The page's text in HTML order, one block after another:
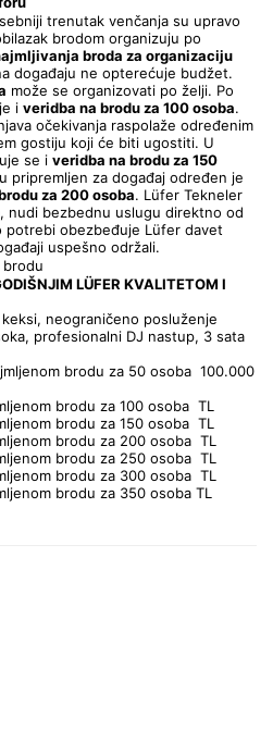
trenutak venčanja su upravo
brodom organizuju po
broda za organizaciju
može se organizovati po želji. Po
i veridba na brodu za 100 osoba.
očekivanja raspolaže određenim
gostiju koji će biti ugostiti. U
se i veridba na brodu za 150
pripremljen za događaj određen je
za 200 osoba. Lüfer Tekneler
nudi bezbednu uslugu direktno od
potrebi obezbeđuje Lüfer davet
uspešno održali.
brodu
LÜFER KVALITETOM I
neograničeno posluženje
profesionalni DJ nastup, 3 sata
brodu za 50 osoba  100.000
brodu za 100 osoba  TL
brodu za 150 osoba  TL
brodu za 200 osoba  TL
brodu za 250 osoba  TL
brodu za 300 osoba  TL
brodu za 350 osoba TL